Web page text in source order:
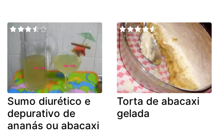
Sumo diurético e
depurativo de
ananás ou abacaxi
Torta de abacaxi
gelada